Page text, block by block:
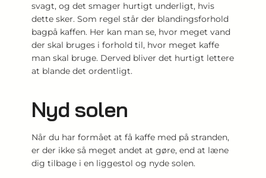
svagt, og det smager hurtigt underligt, hvis
dette sker. Som regel står der blandingsforhold
bagpå kaffen. Her kan man se, hvor meget vand
der skal bruges i forhold til, hvor meget kaffe
man skal bruge. Derved bliver det hurtigt lettere
at blande det ordentligt.
Nyd solen
Når du har formået at få kaffe med på stranden,
er der ikke så meget andet at gøre, end at læne
dig tilbage i en liggestol og nyde solen.